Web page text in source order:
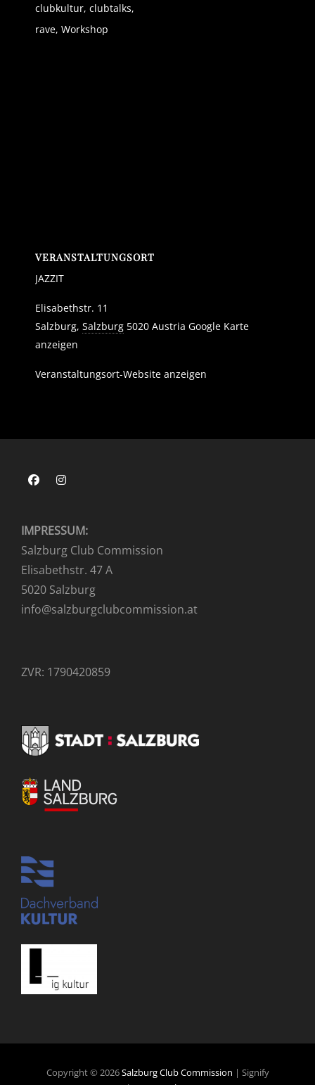
clubkultur, clubtalks,
rave, Workshop
VERANSTALTUNGSORT
JAZZIT
Elisabethstr. 11
Salzburg, Salzburg 5020 Austria Google Karte
anzeigen
Veranstaltungsort-Website anzeigen
FacebookInstagram
IMPRESSUM:
Salzburg Club Commission
Elisabethstr. 47 A
5020 Salzburg
info@salzburgclubcommission.at
ZVR: 1790420859
Copyright © 2026Salzburg Club Commission | Signify